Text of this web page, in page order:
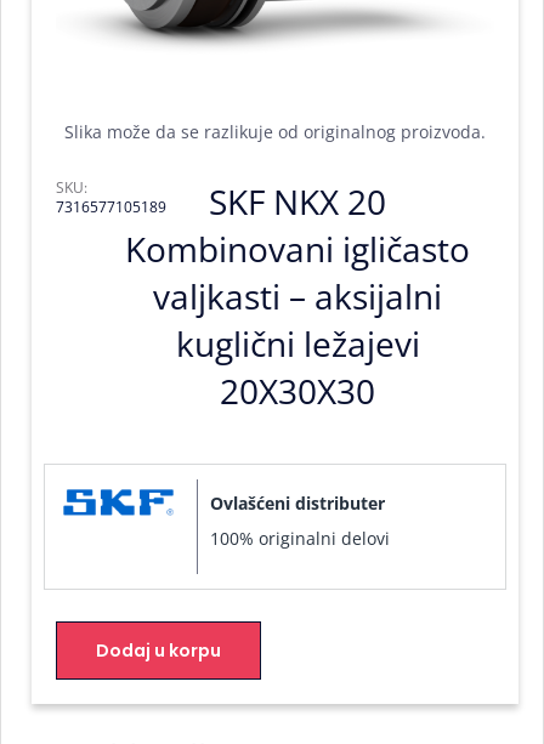
Slika može da se razlikuje od originalnog proizvoda.
SKF NKX 20
Kombinovani igličasto
valjkasti – aksijalni
kuglični ležajevi
20X30X30
SKU:
7316577105189
Ovlašćeni distributer
100% originalni delovi
Dodaj u korpu